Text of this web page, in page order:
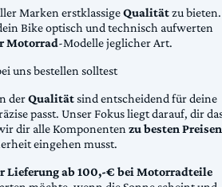
Marken erstklassigeQualitätzu bieten.
Bike optisch und technisch aufwerten
Motorrad-Modelle jeglicher Art.
uns bestellen solltest
derQualitätsind entscheidend für deine
passt. Unser Fokus liegt darauf, dir
dir alle Komponentenzu besten Preisen
eingehen musst.
Lieferung ab 100,-€ bei Motorradteile